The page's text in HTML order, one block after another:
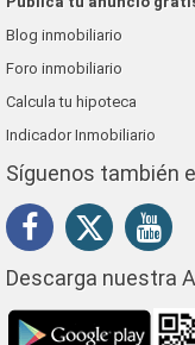
Blog inmobiliario
Foro inmobiliario
Calcula tu hipoteca
Indicador Inmobiliario
Síguenos también
Descarga nuestra